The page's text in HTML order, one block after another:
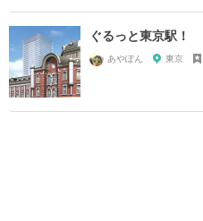
ぐるっと東京駅！
あやぽん 東京